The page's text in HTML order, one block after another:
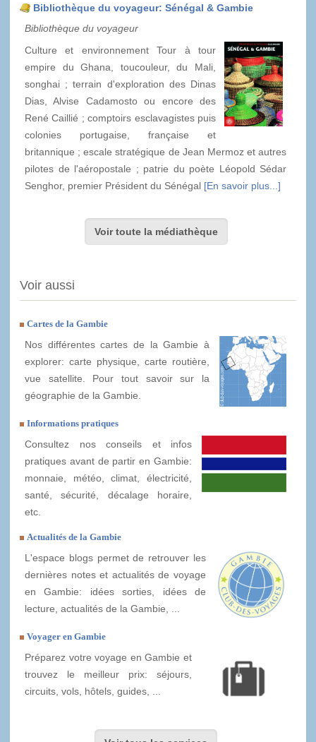
Bibliothèque du voyageur: Sénégal & Gambie
Bibliothèque du voyageur
Culture et environnement Tour à tour
empire du Ghana, toucouleur, du Mali,
songhai ; terrain d'exploration des Dinas
Dias, Alvise Cadamosto ou encore des
René Caillié ; comptoirs esclavagistes puis
colonies portugaise, française et
britannique ; escale stratégique de Jean Mermoz et autres
pilotes de l'aéropostale ; patrie du poète Léopold Sédar
Senghor, premier Président du Sénégal [En savoir plus...]
Voir toute la médiathèque
Voir aussi
Cartes de la Gambie
Nos différentes cartes de la Gambie à
explorer: carte physique, carte routière,
vue satellite. Pour tout savoir sur la
géographie de la Gambie.
Informations pratiques
Consultez nos conseils et infos
pratiques avant de partir en Gambie:
monnaie, météo, climat, électricité,
santé, sécurité, décalage horaire,
etc.
Actualités de la Gambie
L'espace blogs permet de retrouver les
dernières notes et actualités de voyage
en Gambie: idées sorties, idées de
lecture, actualités de la Gambie, ...
Voyager en Gambie
Préparez votre voyage en Gambie et
trouvez le meilleur prix: séjours,
circuits, vols, hôtels, guides, ...